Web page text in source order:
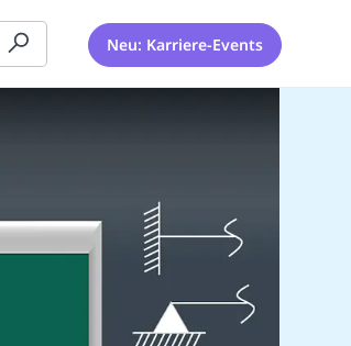
Neu: Karriere-Events